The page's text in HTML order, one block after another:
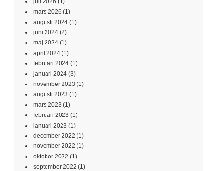
juli 2026 (1)
mars 2026 (1)
augusti 2024 (1)
juni 2024 (2)
maj 2024 (1)
april 2024 (1)
februari 2024 (1)
januari 2024 (3)
november 2023 (1)
augusti 2023 (1)
mars 2023 (1)
februari 2023 (1)
januari 2023 (1)
december 2022 (1)
november 2022 (1)
oktober 2022 (1)
september 2022 (1)